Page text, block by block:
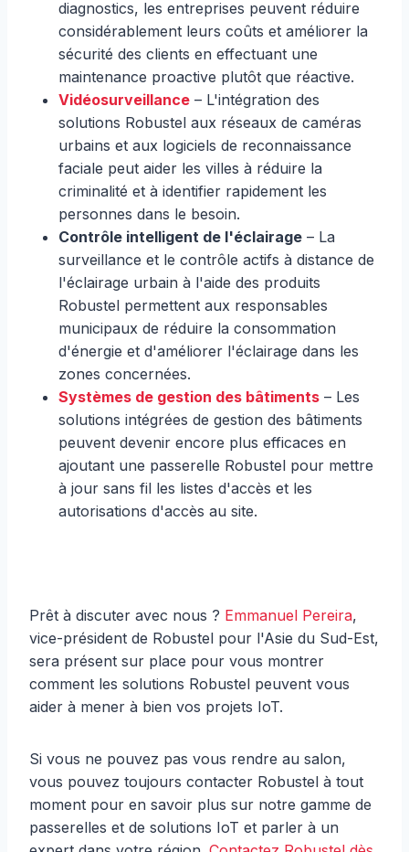
diagnostics, les entreprises peuvent réduire
considérablement leurs coûts et améliorer la
sécurité des clients en effectuant une
maintenance proactive plutôt que réactive.
Vidéosurveillance – L'intégration des
solutions Robustel aux réseaux de caméras
urbains et aux logiciels de reconnaissance
faciale peut aider les villes à réduire la
criminalité et à identifier rapidement les
personnes dans le besoin.
Contrôle intelligent de l'éclairage – La
surveillance et le contrôle actifs à distance de
l'éclairage urbain à l'aide des produits
Robustel permettent aux responsables
municipaux de réduire la consommation
d'énergie et d'améliorer l'éclairage dans les
zones concernées.
Systèmes de gestion des bâtiments – Les
solutions intégrées de gestion des bâtiments
peuvent devenir encore plus efficaces en
ajoutant une passerelle Robustel pour mettre
à jour sans fil les listes d'accès et les
autorisations d'accès au site.
Prêt à discuter avec nous ? Emmanuel Pereira,
vice-président de Robustel pour l'Asie du Sud-Est,
sera présent sur place pour vous montrer
comment les solutions Robustel peuvent vous
aider à mener à bien vos projets IoT.
Si vous ne pouvez pas vous rendre au salon,
vous pouvez toujours contacter Robustel à tout
moment pour en savoir plus sur notre gamme de
passerelles et de solutions IoT et parler à un